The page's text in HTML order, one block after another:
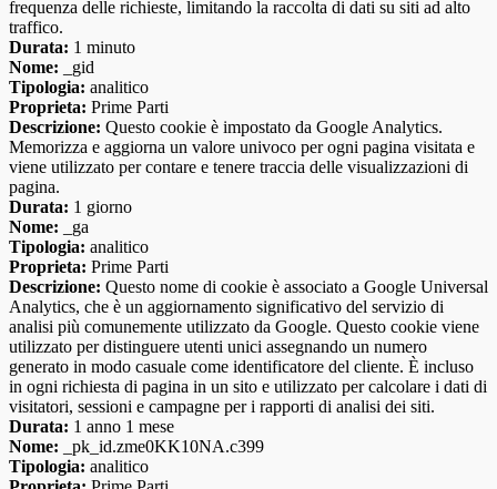
frequenza delle richieste, limitando la raccolta di dati su siti ad alto
traffico.
Durata: 1 minuto
Nome: _gid
Tipologia: analitico
Proprieta: Prime Parti
Descrizione: Questo cookie è impostato da Google Analytics.
Memorizza e aggiorna un valore univoco per ogni pagina visitata e
viene utilizzato per contare e tenere traccia delle visualizzazioni di
pagina.
Durata: 1 giorno
Nome: _ga
Tipologia: analitico
Proprieta: Prime Parti
Descrizione: Questo nome di cookie è associato a Google Universal
Analytics, che è un aggiornamento significativo del servizio di
analisi più comunemente utilizzato da Google. Questo cookie viene
utilizzato per distinguere utenti unici assegnando un numero
generato in modo casuale come identificatore del cliente. È incluso
in ogni richiesta di pagina in un sito e utilizzato per calcolare i dati di
visitatori, sessioni e campagne per i rapporti di analisi dei siti.
Durata: 1 anno 1 mese
Nome: _pk_id.zme0KK10NA.c399
Tipologia: analitico